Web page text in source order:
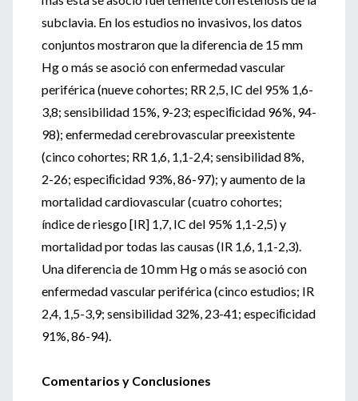
subclavia. En los estudios no invasivos, los datos
conjuntos mostraron que la diferencia de 15 mm
Hg o más se asoció con enfermedad vascular
periférica (nueve cohortes; RR 2,5, IC del 95% 1,6-
3,8; sensibilidad 15%, 9-23; especiﬁcidad 96%, 94-
98); enfermedad cerebrovascular preexistente
(cinco cohortes; RR 1,6, 1,1-2,4; sensibilidad 8%,
2-26; especiﬁcidad 93%, 86-97); y aumento de la
mortalidad cardiovascular (cuatro cohortes;
índice de riesgo [IR] 1,7, IC del 95% 1,1-2,5) y
mortalidad por todas las causas (IR 1,6, 1,1-2,3).
Una diferencia de 10 mm Hg o más se asoció con
enfermedad vascular periférica (cinco estudios; IR
2,4, 1,5-3,9; sensibilidad 32%, 23-41; especiﬁcidad
91%, 86-94).
Comentarios y Conclusiones